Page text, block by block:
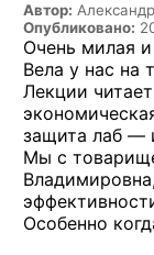
Автор:
Опубликовано:
Очень милая
Вела у нас на
Лекции
защита лаб —
Мы с
Особенно